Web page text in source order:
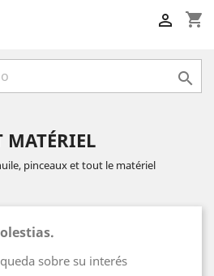
shopping_cart


MATÉRIEL
pinceaux et tout le matériel
sobre su interés